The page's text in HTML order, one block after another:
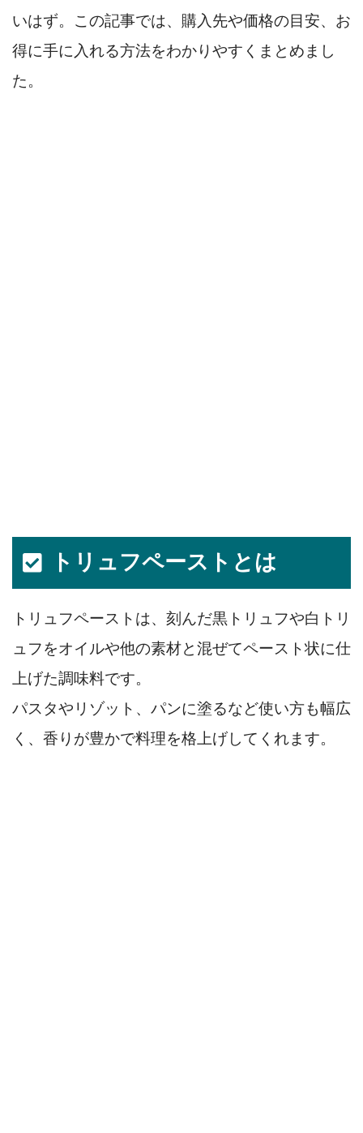
いはず。この記事では、購入先や価格の目安、お
得に手に入れる方法をわかりやすくまとめまし
た。
トリュフペーストとは
トリュフペーストは、刻んだ黒トリュフや白トリ
ュフをオイルや他の素材と混ぜてペースト状に仕
上げた調味料です。
パスタやリゾット、パンに塗るなど使い方も幅広
く、香りが豊かで料理を格上げしてくれます。